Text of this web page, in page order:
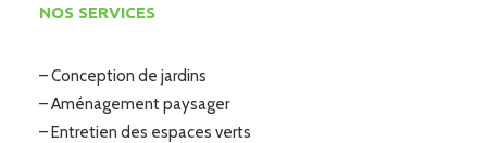
NOS SERVICES
– Conception de jardins
– Aménagement paysager
– Entretien des espaces verts